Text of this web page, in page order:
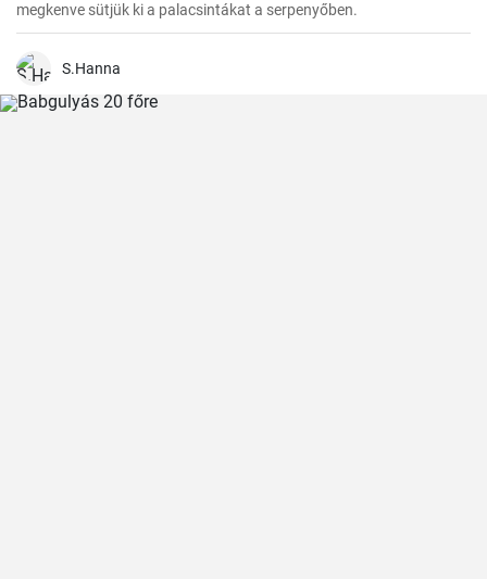
megkenve sütjük ki a palacsintákat a serpenyőben.
S.Hanna